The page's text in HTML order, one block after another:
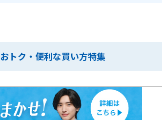
おトク・便利な買い方特集